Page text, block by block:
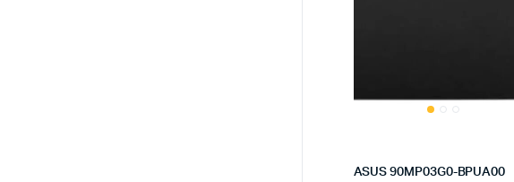
ASUS 90MP03G0-BPUA00